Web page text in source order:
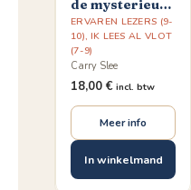
de mysterieuze
verdwijning
ERVAREN LEZERS (9-
10), IK LEES AL VLOT
(7-9)
Carry Slee
18,00 € incl. btw
Meer info
In winkelmand